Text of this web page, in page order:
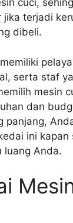
cuci,
jika terjadi
dibeli.
serta staf
mesin
dan
panjang,
ini kapan
luang Anda.